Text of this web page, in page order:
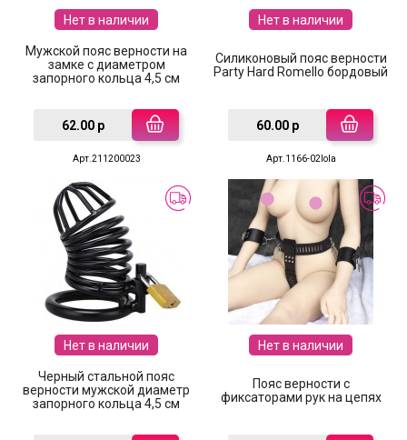
Нет в наличии
Мужской пояс верности на
замке с диаметром
запорного кольца 4,5 см
62.00 р
Арт.211200023
Нет в наличии
Силиконовый пояс верности
Party Hard Romello бордовый
60.00 р
Арт.1166-02lola
Нет в наличии
Черный стальной пояс
верности мужской диаметр
запорного кольца 4,5 см
Нет в наличии
Пояс верности с
фиксаторами рук на цепях